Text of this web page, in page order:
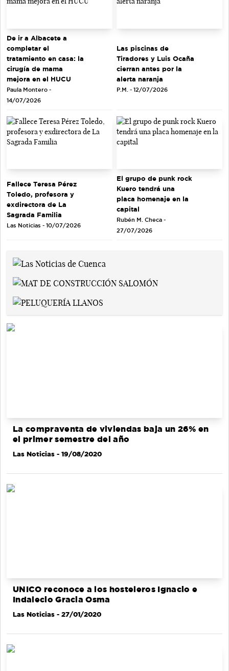
De ir a Albacete a
completar el
tratamiento en casa: la
cirugía de mama
mejora en el HUCU
Paula Montero -
14/07/2026
Las piscinas de
Tiradores y Luis Ocaña
cierran antes por la
alerta naranja
P.M. - 12/07/2026
Fallece Teresa Pérez
Toledo, profesora y
exdirectora de La
Sagrada Familia
Las Noticias - 10/07/2026
El grupo de punk rock
Kuero tendrá una
placa homenaje en la
capital
Rubén M. Checa -
27/07/2026
La compraventa de viviendas baja un 26% en
el primer semestre del año
Las Noticias - 19/08/2020
UNICO reconoce a los hosteleros Ignacio e
Indalecio Gracia Osma
Las Noticias - 27/01/2020